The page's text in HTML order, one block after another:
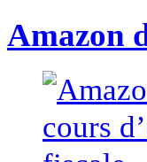
Amazon